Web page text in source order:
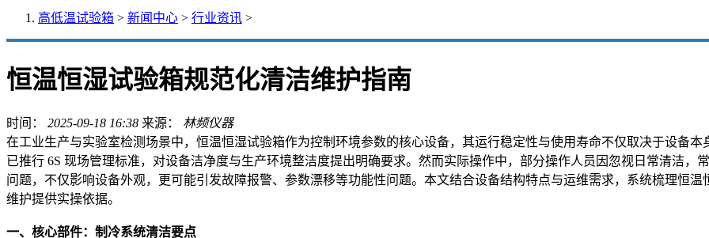
高低温试验箱 > 新闻中心 > 行业资讯 >
恒温恒湿试验箱规范化清洁维护指南
时间： 2025-09-18 16:38 来源：
林频仪器
在工业生产与实验室检测场景中，恒温恒湿试验箱作为控制环境参数的核心设备，其运行稳定性与使用寿命不仅取决于设备
已推行 6S 现场管理标准，对设备洁净度与生产环境整洁度提出明确要求。然而实际操作中，部分操作人员因忽视日常清洁
问题，不仅影响设备外观，更可能引发故障报警、参数漂移等功能性问题。本文结合设备结构特点与运维需求，系统梳理恒
维护提供实操依据。
一、核心部件：制冷系统清洁要点